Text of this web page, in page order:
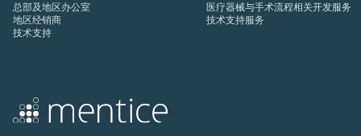
总部及地区办公室
地区经销商
技术支持
医疗器械与手术流程相关开发服务
技术支持服务